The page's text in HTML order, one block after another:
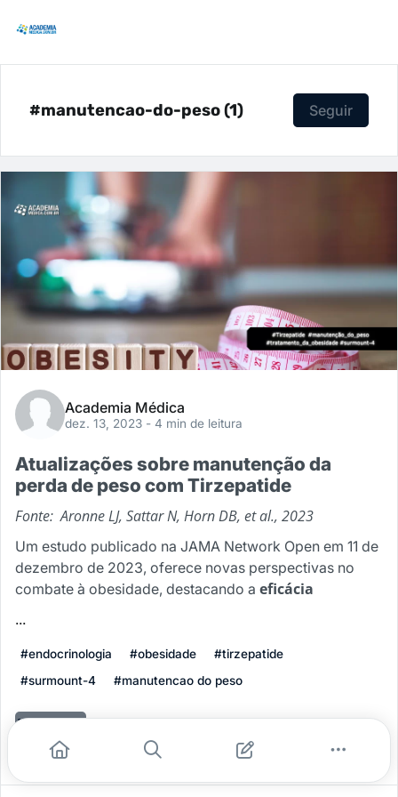
#manutencao-do-peso (1) Seguir
Academia Médica
dez. 13, 2023 - 4 min de leitura
Atualizações sobre manutenção da
perda de peso com Tirzepatide
Fonte: Aronne LJ, Sattar N, Horn DB, et al., 2023
Um estudo publicado na JAMA Network Open em 11 de
dezembro de 2023, oferece novas perspectivas no
combate à obesidade, destacando a eficácia
...
#endocrinologia #obesidade
#tirzepatide
#surmount-4
#manutencao do peso
Leia mais